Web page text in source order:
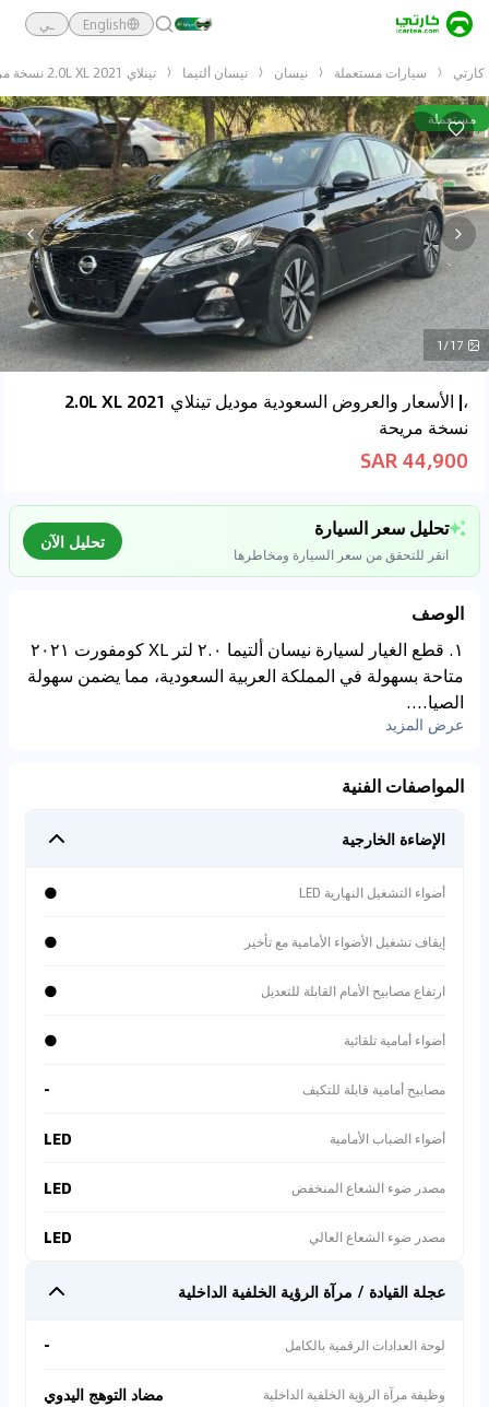
English ـي
كارتي سيارات مستعملة نيسان نيسان ألتيما تينلاي 2021 2.0L XL نسخة مريحة
مستعملة
1/17
،| الأسعار والعروض السعودية موديل تينلاي 2021 2.0L XL
نسخة مريحة
44,900 SAR
تحليل سعر السيارة
انقر للتحقق من سعر السيارة ومخاطرها
تحليل الآن
تحليل بيانات السوق
SAR29,000
65,000
km
2020
مواصفات غير خليجية
⚠ تنبيه حوادث
لدى المركبة سجلات
⚠مخاطر المعاملة
أو حماية.
التكلفة التقديرية للإصلاح
**🤖 تقرير تشخيص مخاطر السوق بالذكاء الاصطناعي**: بعد
الشبكة 🔍، على الرغم من وجود عروض لهذه المركبة بأسعار
الوصف
١. قطع الغيار لسيارة نيسان ألتيما ٢.٠ لتر XL كومفورت ٢٠٢١
متاحة بسهولة في المملكة العربية السعودية، مما يضمن سهولة
الصيا....
عرض المزيد
المواصفات الفنية
الإضاءة الخارجية
أضواء التشغيل النهارية LED ●
إيقاف تشغيل الأضواء الأمامية مع تأخير ●
ارتفاع مصابيح الأمام القابلة للتعديل ●
أضواء أمامية تلقائية ●
مصابيح أمامية قابلة للتكيف -
أضواء الضباب الأمامية LED
مصدر ضوء الشعاع المنخفض LED
مصدر ضوء الشعاع العالي LED
عجلة القيادة / مرآة الرؤية الخلفية الداخلية
لوحة العدادات الرقمية بالكامل -
وظيفة مرآة الرؤية الخلفية الداخلية مضاد التوهج اليدوي